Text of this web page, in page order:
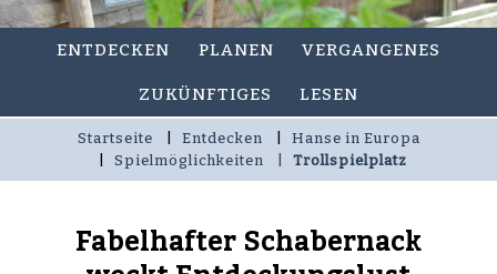
ENTDECKEN PLANEN VERGANGENES
ZUKÜNFTIGES LESEN
Startseite Entdecken
Hanse in Europa
Spielmöglichkeiten
Trollspielplatz
Fabelhafter Schabernack